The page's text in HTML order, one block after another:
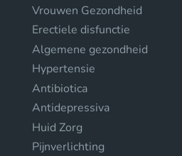
Vrouwen Gezondheid
Erectiele disfunctie
Algemene gezondheid
Hypertensie
Antibiotica
Antidepressiva
Huid Zorg
Pijnverlichting